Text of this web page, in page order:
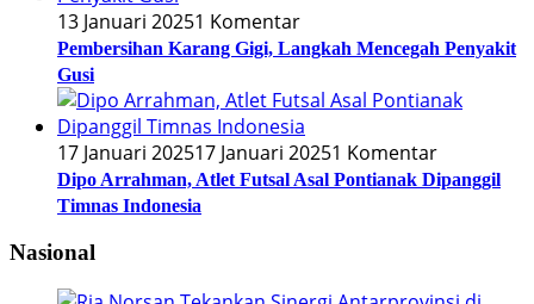
13 Januari 20251 Komentar
Pembersihan Karang Gigi, Langkah Mencegah Penyakit
Gusi
17 Januari 202517 Januari 20251 Komentar
Dipo Arrahman, Atlet Futsal Asal Pontianak Dipanggil
Timnas Indonesia
Nasional